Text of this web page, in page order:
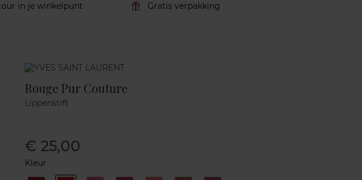
in je winkelpunt Gratis verpakking
Marque
Rouge Pur Couture
Lippenstift
€ 25,00
Kleur